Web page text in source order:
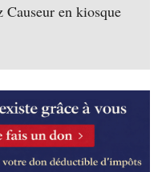
Causeur en kiosque